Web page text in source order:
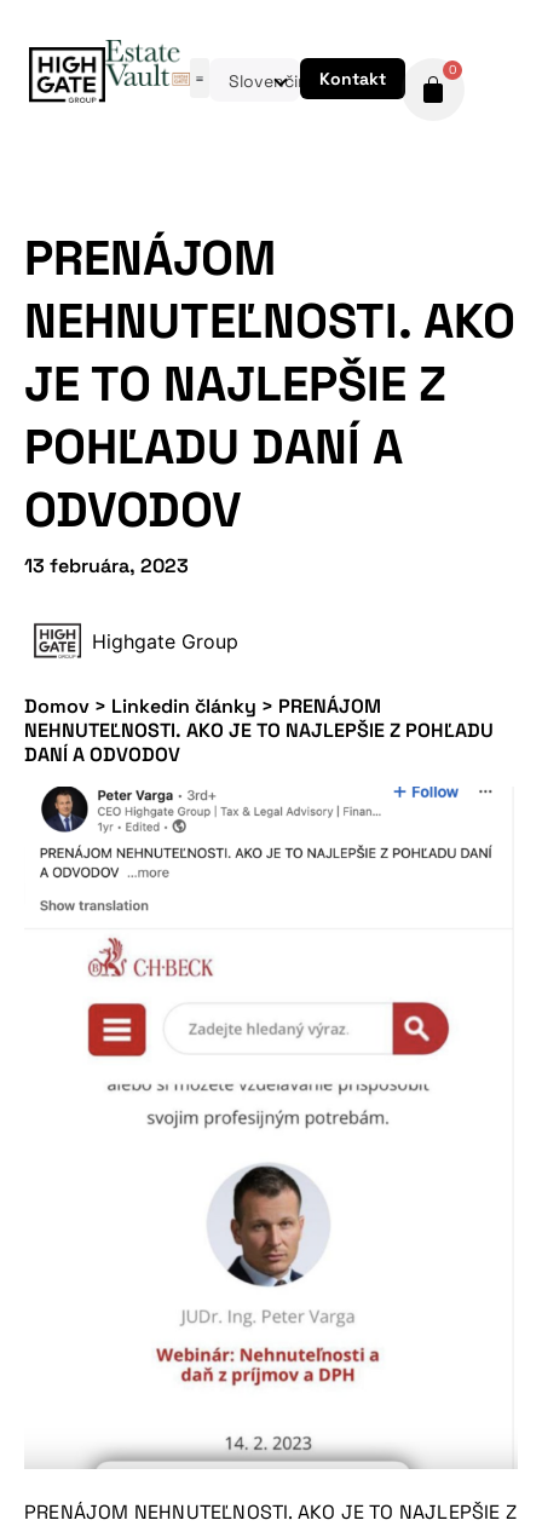
Slovenčina Kontakt 0
PRENÁJOM
NEHNUTEĽNOSTI. AKO
JE TO NAJLEPŠIE Z
POHĽADU DANÍ A
ODVODOV
13 februára, 2023
Highgate Group
Domov > Linkedin články > PRENÁJOM
NEHNUTEĽNOSTI. AKO JE TO NAJLEPŠIE Z POHĽADU
DANÍ A ODVODOV
PRENÁJOM NEHNUTEĽNOSTI. AKO JE TO NAJLEPŠIE Z